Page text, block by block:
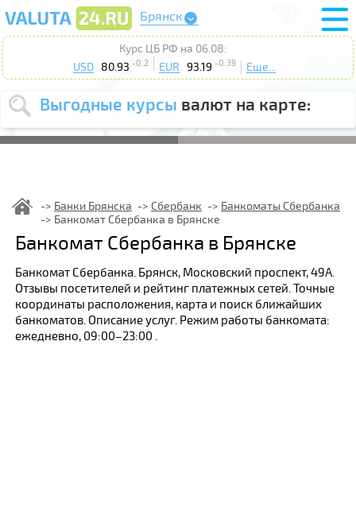
Брянск
Курс ЦБ РФ на 06.08:
USD 80.93 -0.2 EUR 93.19 -0.39 Еще...
Выгодные курсы валют на карте:
Выберите
USD EUR
курс от
Выберите
действие: Продать
Поиск
Банки Брянска Сбербанк
Банкоматы Сбербанка
Банкомат Сбербанка в Брянске
Банкомат Сбербанка в Брянске
Банкомат Сбербанка. Брянск, Московский проспект, 49А.
Отзывы посетителей и рейтинг платежных сетей. Точные
координаты расположения, карта и поиск ближайших
банкоматов. Описание услуг. Режим работы банкомата:
ежедневно, 09:00–23:00 .